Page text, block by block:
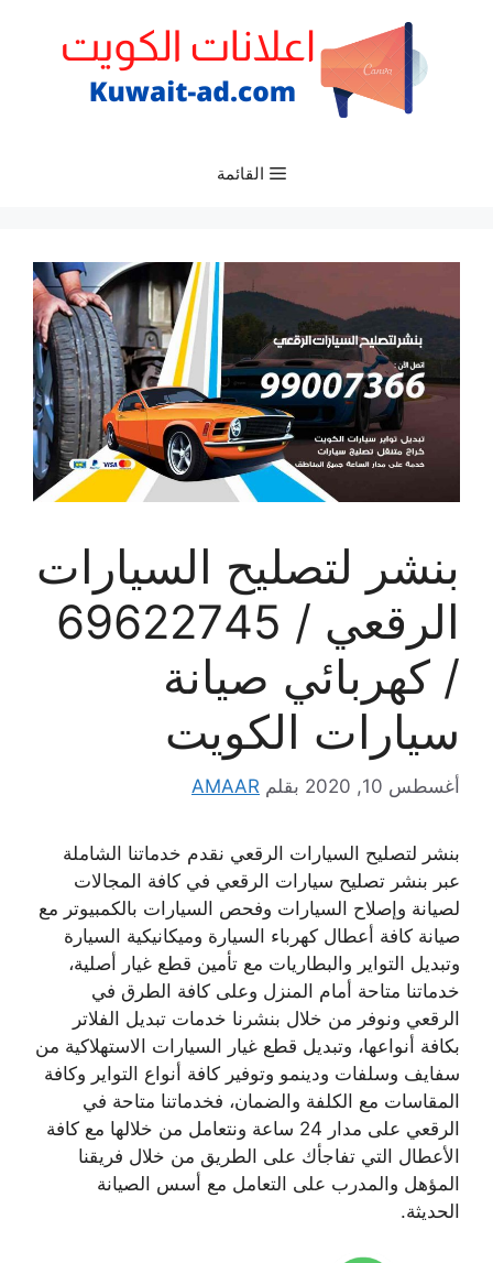
القائمة
بنشر لتصليح السيارات
الرقعي / 69622745
/ كهربائي صيانة
سيارات الكويت
أغسطس 10, 2020 بقلم AMAAR
بنشر لتصليح السيارات الرقعي نقدم خدماتنا الشاملة
عبر بنشر تصليح سيارات الرقعي في كافة المجالات
لصيانة وإصلاح السيارات وفحص السيارات بالكمبيوتر مع
صيانة كافة أعطال كهرباء السيارة وميكانيكية السيارة
وتبديل التواير والبطاريات مع تأمين قطع غيار أصلية،
خدماتنا متاحة أمام المنزل وعلى كافة الطرق في
الرقعي ونوفر من خلال بنشرنا خدمات تبديل الفلاتر
بكافة أنواعها، وتبديل قطع غيار السيارات الاستهلاكية من
سفايف وسلفات ودينمو وتوفير كافة أنواع التواير وكافة
المقاسات مع الكلفة والضمان، فخدماتنا متاحة في
الرقعي على مدار 24 ساعة ونتعامل من خلالها مع كافة
الأعطال التي تفاجأك على الطريق من خلال فريقنا
المؤهل والمدرب على التعامل مع أسس الصيانة
الحديثة.